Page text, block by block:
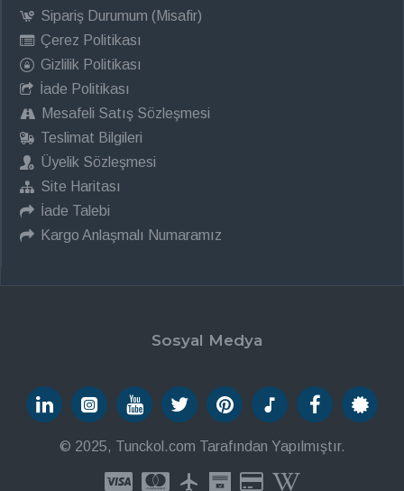
Sipariş Durumum (Misafir)
Çerez Politikası
Gizlilik Politikası
İade Politikası
Mesafeli Satış Sözleşmesi
Teslimat Bilgileri
Üyelik Sözleşmesi
Site Haritası
İade Talebi
Kargo Anlaşmalı Numaramız
Sosyal Medya
© 2025, Tunckol.com Tarafından Yapılmıştır.